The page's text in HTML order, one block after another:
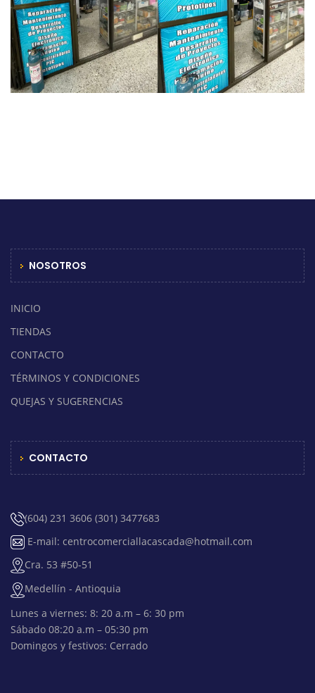
NOSOTROS
INICIO
TIENDAS
CONTACTO
TÉRMINOS Y CONDICIONES
QUEJAS Y SUGERENCIAS
CONTACTO
(604) 231 3606 (301) 3477683
E-mail: centrocomerciallacascada@hotmail.com
Cra. 53 #50-51
Medellín - Antioquia
Lunes a viernes: 8: 20 a.m – 6: 30 pm
Sábado 08:20 a.m – 05:30 pm
Domingos y festivos: Cerrado